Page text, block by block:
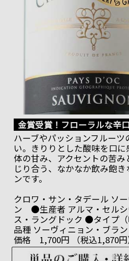
金賞受賞！フローラルな辛
ハーブやパッションフルー
い。きりりとした酸味を口
体の甘み、アクセントの苦
じり合う、なかなか飲み飽
ンです。
クロワ・サン・タデール ソ
ン ●生産者 アルマ・セル
ス・ラングドック ●タイプ
品種 ソーヴィニョン・ブラン
価格 1,700円 （税込1,870円